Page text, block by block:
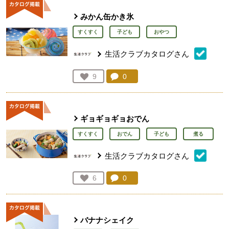
みかん缶かき氷
すくすく 子ども おやつ
生活クラブカタログさん
お気に入り登録：
9
人が登録
コメント：
0
ギョギョギョおでん
すくすく おでん 子ども 煮る
生活クラブカタログさん
お気に入り登録：
6
人が登録
コメント：
0
バナナシェイク